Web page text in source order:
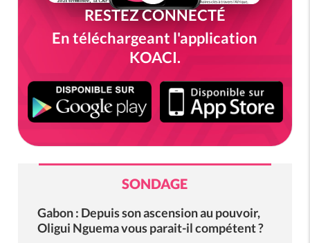
RESTEZ CONNECTÉ
En téléchargeant l'application
KOACI.
SONDAGE
Gabon : Depuis son ascension au pouvoir,
Oligui Nguema vous parait-il compétent ?